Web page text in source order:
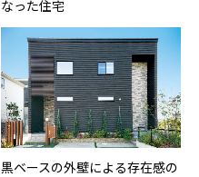
なった住宅
黒ベースの外壁による存在感の